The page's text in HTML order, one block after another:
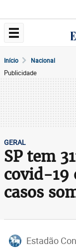
Início Nacional
Publicidade
GERAL
SP tem
covid-19
casos
Estadão